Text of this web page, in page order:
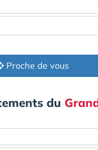
Proche de vous
du